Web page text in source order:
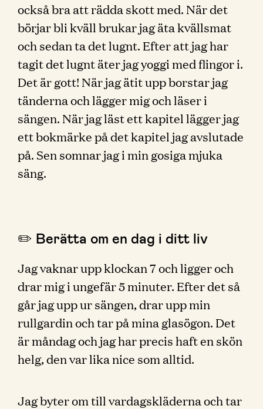
också bra att rädda skott med. När det
börjar bli kväll brukar jag äta kvällsmat
och sedan ta det lugnt. Efter att jag har
tagit det lugnt äter jag yoggi med flingor i.
Det är gott! När jag ätit upp borstar jag
tänderna och lägger mig och läser i
sängen. När jag läst ett kapitel lägger jag
ett bokmärke på det kapitel jag avslutade
på. Sen somnar jag i min gosiga mjuka
säng.
✏️ Berätta om en dag i ditt liv
Jag vaknar upp klockan 7 och ligger och
drar mig i ungefär 5 minuter. Efter det så
går jag upp ur sängen, drar upp min
rullgardin och tar på mina glasögon. Det
är måndag och jag har precis haft en skön
helg, den var lika nice som alltid.
Jag byter om till vardagskläderna och tar